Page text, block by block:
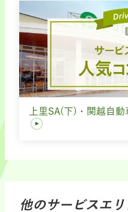
上里SA(下)・関越自
他のサービスエ